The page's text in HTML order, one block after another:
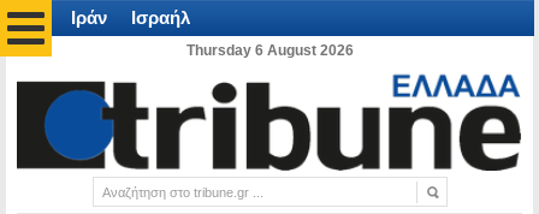
Ιράν Ισραήλ
Thursday 6 August 2026